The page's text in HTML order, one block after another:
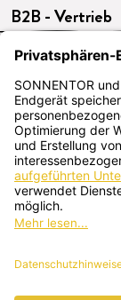
B2B - Vertrieb